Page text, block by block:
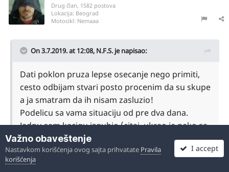
Drug član, 1582 postova
Lokacija: Beograd
Motocikl: Nemaaa
On 3.7.2019. at 12:08, N.F.S. je napisao:
Dati poklon pruza lepse osecanje nego primiti,
cesto odbijam stvari posto procenim da su skupe
a ja smatram da ih nisam zasluzio!
Podelicu sa vama situaciju od pre dva dana.
Jednu sam kacigu izgubio (citaj. ukrao je neko sa
sedista skutera), kupim socijalu MT Mugelo prc!
Zulja i steze sa svih strana, omasio broj... Dam je
supruzi, obozava je.
Važno obaveštenje
Nastavkom korišćenja ovog sajta prihvatate Pravila
korišćenja
I accept